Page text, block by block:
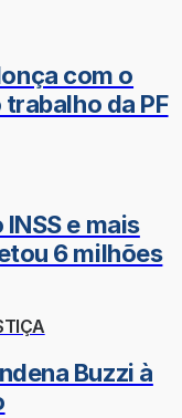
com o
da PF
e mais
6 milhões
Buzzi à